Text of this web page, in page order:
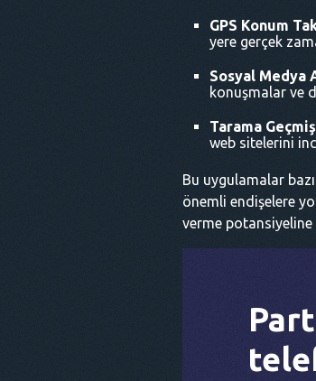
GPS Konum
yere gerçek
Sosyal Medya
konuşmalar ve
Tarama
web sitelerini
Bu uygulamalar
önemli endişelere
verme potansiyeline